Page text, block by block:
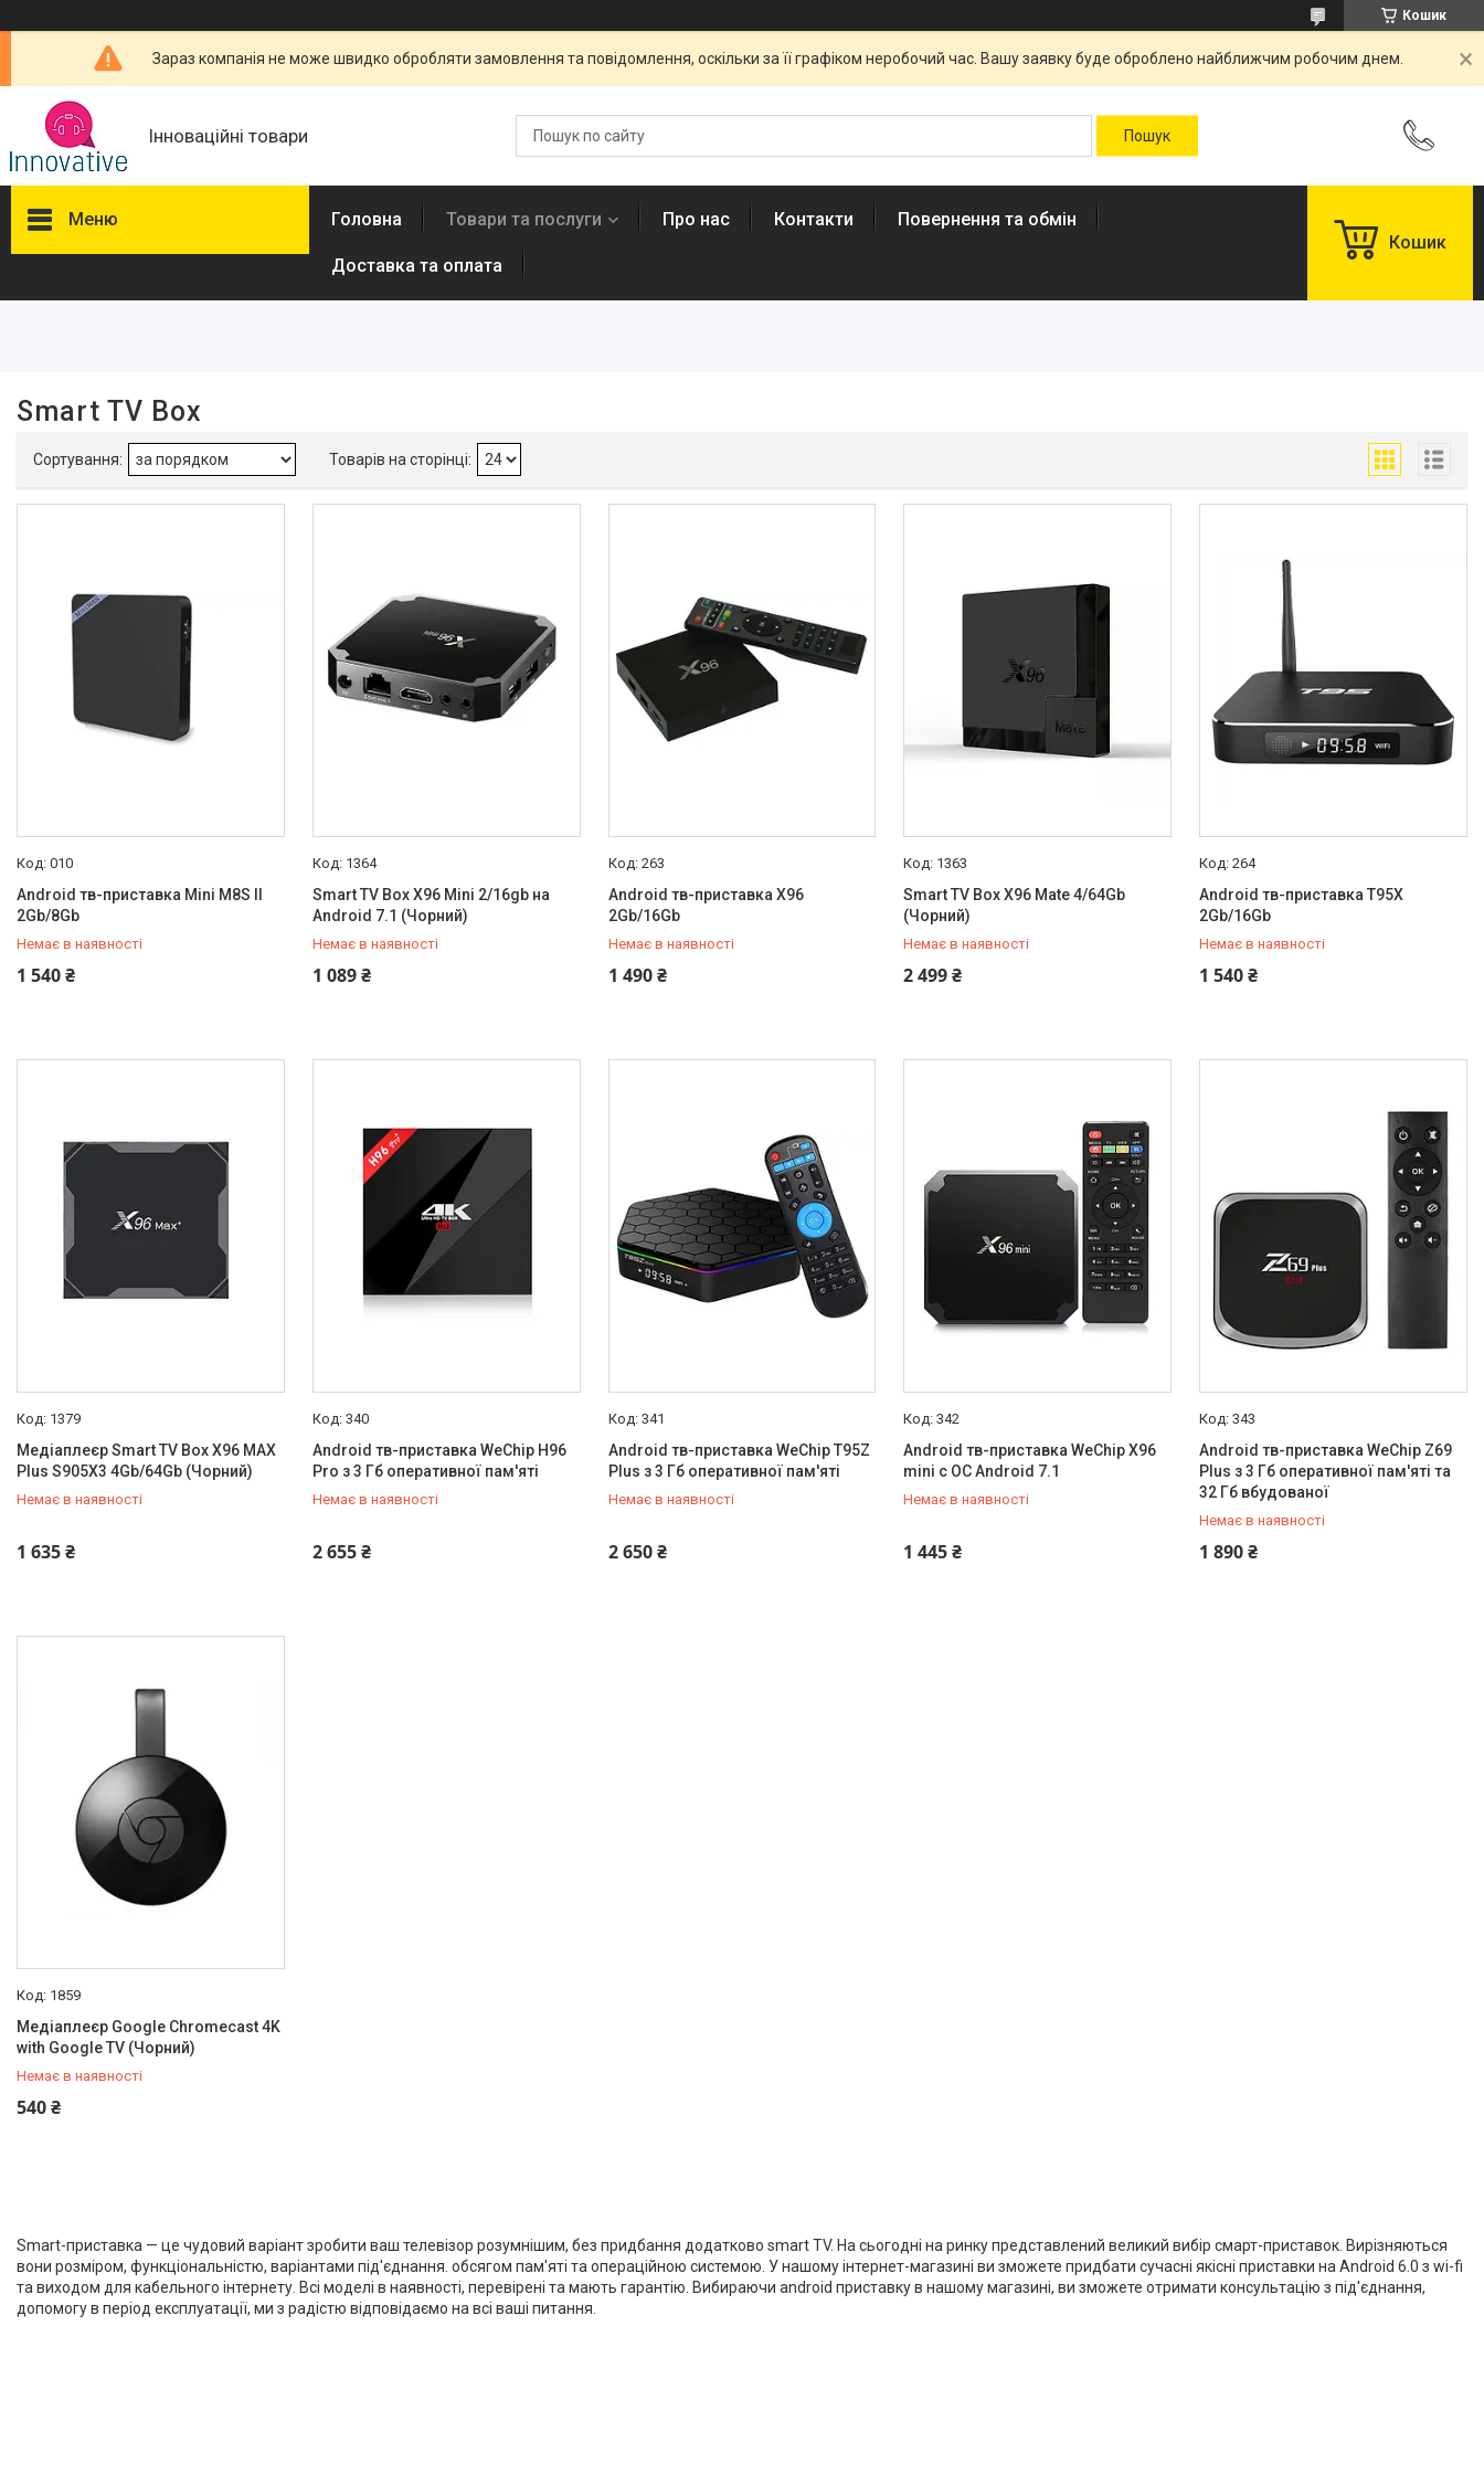
Кошик
Зараз компанія не може швидко обробляти замовлення та повідомлення, оскільки за її графіком неробочий час. Вашу заявку буде оброблено найближчим робочим днем.
Інноваційні товари
Меню
Google 1
Wechip 3
Новини
Відгуки
Доставка та оплата
Головна Товари та послуги Про нас Контакти Повернення та обмін
Доставка та оплата
Кошик
Smart TV Box
010
Android тв-приставка Mini M8S II
2Gb/8Gb
Немає в наявності
1 540 ₴
+380 (50) 432-84-83
1364
Smart TV Box X96 Mini 2/16gb на
Android 7.1 (Чорний)
Немає в наявності
1 089 ₴
+380 (50) 432-84-83
263
Android тв-приставка X96
2Gb/16Gb
Немає в наявності
1 490 ₴
+380 (50) 432-84-83
1363
Smart TV Box X96 Mate 4/64Gb
(Чорний)
Немає в наявності
2 499 ₴
+380 (50) 432-84-83
264
Android тв-приставка T95X
2Gb/16Gb
Немає в наявності
1 540 ₴
+380 (50) 432-84-83
1379
Медіаплеєр Smart TV Box X96 MAX
Plus S905X3 4Gb/64Gb (Чорний)
Немає в наявності
1 635 ₴
+380 (50) 432-84-83
340
Android тв-приставка WeChip H96
Pro з 3 Гб оперативної пам'яті
Немає в наявності
2 655 ₴
+380 (50) 432-84-83
341
Android тв-приставка WeChip T95Z
Plus з 3 Гб оперативної пам'яті
Немає в наявності
2 650 ₴
+380 (50) 432-84-83
342
Android тв-приставка WeChip X96
mini с ОС Android 7.1
Немає в наявності
1 445 ₴
+380 (50) 432-84-83
343
Android тв-приставка WeChip Z69
Plus з 3 Гб оперативної пам'яті та
32 Гб вбудованої
Немає в наявності
1 890 ₴
+380 (50) 432-84-83
1859
Медіаплеєр Google Chromecast 4K
with Google TV (Чорний)
Немає в наявності
540 ₴
+380 (50) 432-84-83
Smart-приставка — це чудовий варіант зробити ваш телевізор розумнішим, без придбання додатково smart TV. На сьогодні на ринку представлений великий вибір смарт-приставок. Вирізняються
вони розміром, функціональністю, варіантами під'єднання. обсягом пам'яті та операційною системою. У нашому інтернет-магазині ви зможете придбати сучасні якісні приставки на Android 6.0 з wi-fi
та виходом для кабельного інтернету. Всі моделі в наявності, перевірені та мають гарантію. Вибираючи android приставку в нашому магазині, ви зможете отримати консультацію з під'єднання,
допомогу в період експлуатації, ми з радістю відповідаємо на всі ваші питання.